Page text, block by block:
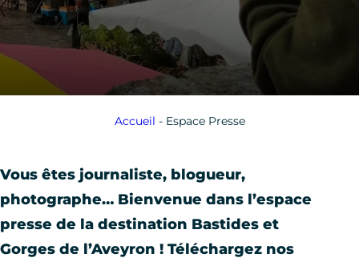
Accueil - Espace Presse
Vous êtes journaliste, blogueur,
photographe… Bienvenue dans l’espace
presse de la destination Bastides et
Gorges de l’Aveyron ! Téléchargez nos